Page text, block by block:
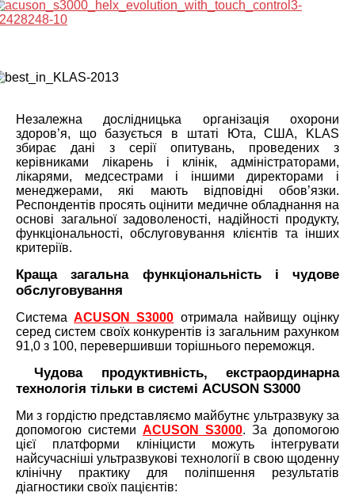
Незалежна дослідницька організація охорони
здоров’я, що базується в штаті Юта, США, KLAS
збирає дані з серії опитувань, проведених з
керівниками лікарень і клінік, адміністраторами,
лікарями, медсестрами і іншими директорами і
менеджерами, які мають відповідні обов’язки.
Респондентів просять оцінити медичне обладнання на
основі загальної задоволеності, надійності продукту,
функціональності, обслуговування клієнтів та інших
критеріїв.
Краща загальна функціональність і чудове
обслуговування
СистемаACUSON S3000 отримала найвищу оцінку
серед систем своїх конкурентів із загальним рахунком
91,0 з 100, перевершивши торішнього переможця.
Чудова продуктивність, екстраординарна
технологія тільки в системі ACUSON S3000
Ми з гордістю представляємо майбутнє ультразвуку за
допомогою системи ACUSON S3000. За допомогою
цієї платформи клініцисти можуть інтегрувати
найсучасніші ультразвукові технології в свою щоденну
клінічну практику для поліпшення результатів
діагностики своїх пацієнтів: